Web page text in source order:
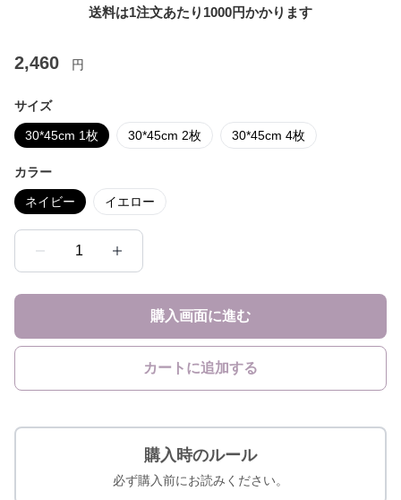
送料は1注文あたり 1000円かかります
2,460 円
サイズ
30*45cm 1枚 30*45cm 2枚 30*45cm 4枚
カラー
ネイビー イエロー
1
購入画面に進む
カートに追加する
購入時のルール
必ず購入前にお読みください。